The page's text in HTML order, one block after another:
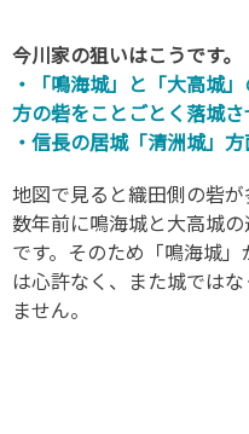
今川家の狙いはこうです。
・「鳴海城」と「大高城
方の砦をことごとく落城さ
・信長の居城「清洲城」
地図で見ると織田側の砦
数年前に鳴海城と大高城
です。そのため「鳴海城
は心許なく、また城では
ません。